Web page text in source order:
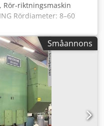
, Rör-riktningsmaskin
Rördiameter: 8–60
på tillbehör (lastbord,
mellan diameter
Exempel: - 300
= Max. 5,7 mm - 500
= Max. 4,7 mm Dsdpfx
är exempel på
som vi kan erbjuda
i dess nuvarande
mm Rörlängd:
Minsta längd 0,5
Småannons